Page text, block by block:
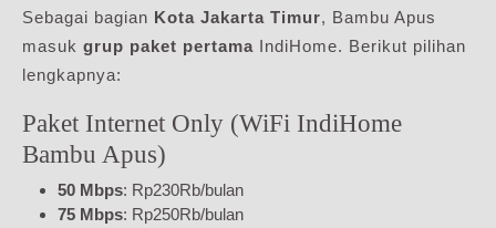
Sebagai bagian Kota Jakarta Timur, Bambu Apus
masuk grup paket pertama IndiHome. Berikut pilihan
lengkapnya:
Paket Internet Only (WiFi IndiHome
Bambu Apus)
50 Mbps: Rp230Rb/bulan
75 Mbps: Rp250Rb/bulan